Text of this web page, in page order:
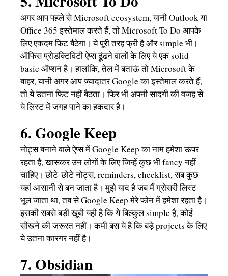
अगर आप पहले से Microsoft ecosystem, यानी Outlook या
Office 365 इस्तेमाल करते हैं, तो Microsoft To Do आपके
लिए एकदम फिट बैठेगा। ये पूरी तरह फ्री है और simple भी।
ऑफिस प्रोडक्टिविटी ऐप्स ढूंढने वालों के लिए ये एक solid
basic ऑप्शन है। हालांकि, तेल में बताऊं तो Microsoft के
बाहर, यानी अगर आप ज्यादातर Google का इस्तेमाल करते हैं,
तो ये उतना फिट नहीं बैठता। फिर भी अपनी सादगी की वजह से
ये लिस्ट में जगह पाने का हकदार है।
6. Google Keep
नोट्स बनाने वाले ऐप्स में Google Keep का नाम हमेशा ऊपर
रहता है, खासकर उन लोगों के लिए जिन्हें कुछ भी fancy नहीं
चाहिए। छोटे-छोटे नोट्स, reminders, checklist, सब कुछ
यहां आसानी से बन जाता है। मुझे याद है जब मैं ग्रोसरी लिस्ट
भूल जाता था, तब से Google Keep मेरे फोन में हमेशा रहता है।
इसकी सबसे बड़ी खूबी यही है कि ये बिल्कुल simple है, कोई
सीखने की जरूरत नहीं। कमी बस ये है कि बड़े projects के लिए
ये उतना कारगर नहीं है।
7. Obsidian